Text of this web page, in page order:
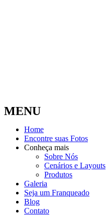
MENU
Home
Encontre suas Fotos
Conheça mais
Sobre Nós
Cenários e Layouts
Produtos
Galeria
Seja um Franqueado
Blog
Contato